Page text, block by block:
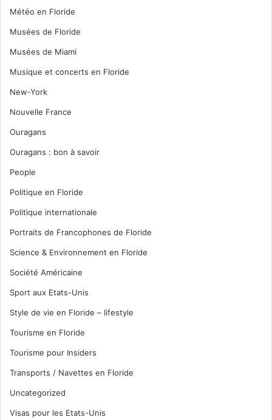
Météo en Floride
Musées de Floride
Musées de Miami
Musique et concerts en Floride
New-York
Nouvelle France
Ouragans
Ouragans : bon à savoir
People
Politique en Floride
Politique internationale
Portraits de Francophones de Floride
Science & Environnement en Floride
Société Américaine
Sport aux Etats-Unis
Style de vie en Floride – lifestyle
Tourisme en Floride
Tourisme pour Insiders
Transports / Navettes en Floride
Uncategorized
Visas pour les Etats-Unis